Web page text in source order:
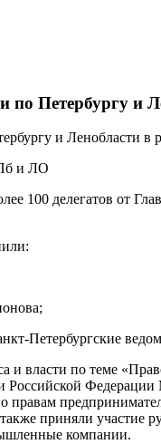
по Петербургу
и ЛО
100 делегатов от
Петербургские
и власти по теме
приняли участие
компании.